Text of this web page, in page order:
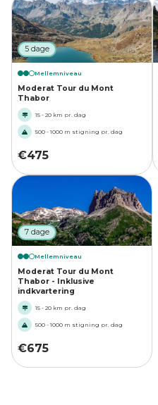
5 dage
Mellemniveau
Moderat Tour du Mont
Thabor
15 - 20 km pr. dag
500 - 1000 m stigning pr. dag
€475
7 dage
Mellemniveau
Moderat Tour du Mont
Thabor - Inklusive
indkvartering
15 - 20 km pr. dag
500 - 1000 m stigning pr. dag
€675